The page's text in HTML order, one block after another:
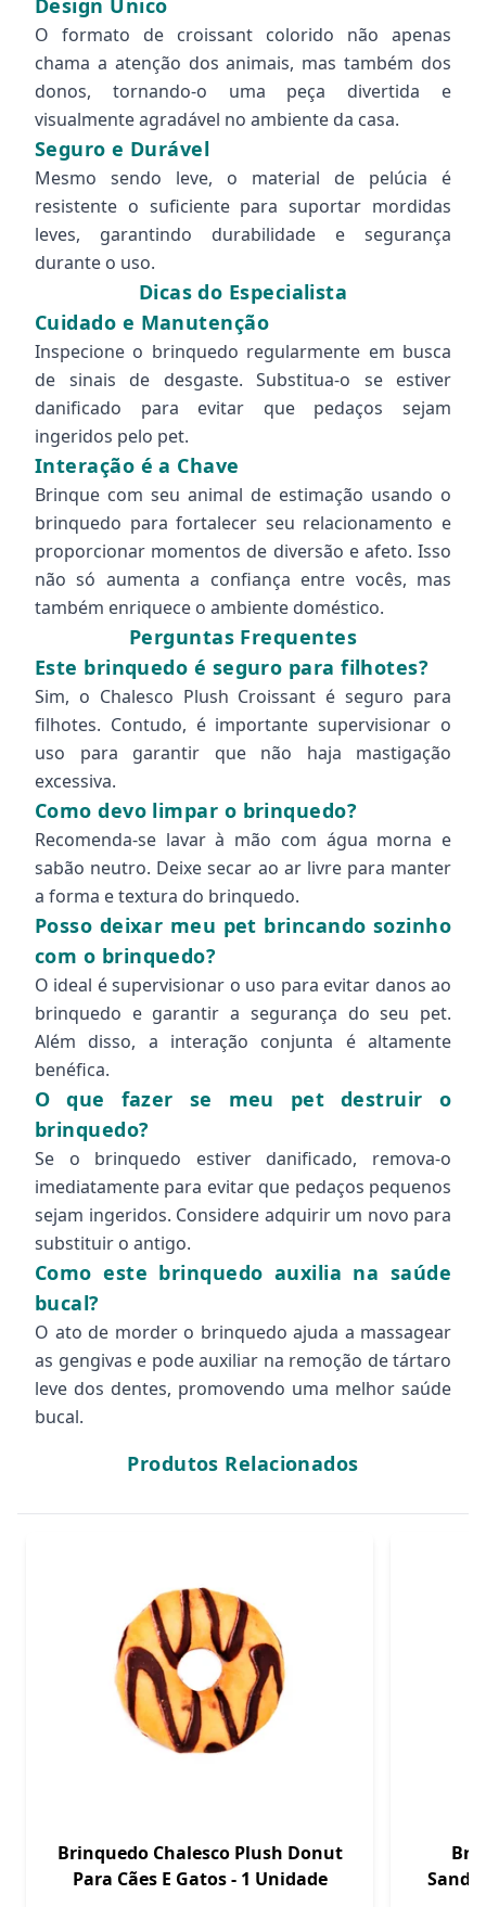
Design Único
O formato de croissant colorido não apenas
chama a atenção dos animais, mas também dos
donos, tornando-o uma peça divertida e
visualmente agradável no ambiente da casa.
Seguro e Durável
Mesmo sendo leve, o material de pelúcia é
resistente o suficiente para suportar mordidas
leves, garantindo durabilidade e segurança
durante o uso.
Dicas do Especialista
Cuidado e Manutenção
Inspecione o brinquedo regularmente em busca
de sinais de desgaste. Substitua-o se estiver
danificado para evitar que pedaços sejam
ingeridos pelo pet.
Interação é a Chave
Brinque com seu animal de estimação usando o
brinquedo para fortalecer seu relacionamento e
proporcionar momentos de diversão e afeto. Isso
não só aumenta a confiança entre vocês, mas
também enriquece o ambiente doméstico.
Perguntas Frequentes
Este brinquedo é seguro para filhotes?
Sim, o Chalesco Plush Croissant é seguro para
filhotes. Contudo, é importante supervisionar o
uso para garantir que não haja mastigação
excessiva.
Como devo limpar o brinquedo?
Recomenda-se lavar à mão com água morna e
sabão neutro. Deixe secar ao ar livre para manter
a forma e textura do brinquedo.
Posso deixar meu pet brincando sozinho
com o brinquedo?
O ideal é supervisionar o uso para evitar danos ao
brinquedo e garantir a segurança do seu pet.
Além disso, a interação conjunta é altamente
benéfica.
O que fazer se meu pet destruir o
brinquedo?
Se o brinquedo estiver danificado, remova-o
imediatamente para evitar que pedaços pequenos
sejam ingeridos. Considere adquirir um novo para
substituir o antigo.
Como este brinquedo auxilia na saúde
bucal?
O ato de morder o brinquedo ajuda a massagear
as gengivas e pode auxiliar na remoção de tártaro
leve dos dentes, promovendo uma melhor saúde
bucal.
Produtos Relacionados
Brinquedo Chalesco Plush Donut
Para Cães E Gatos - 1 Unidade